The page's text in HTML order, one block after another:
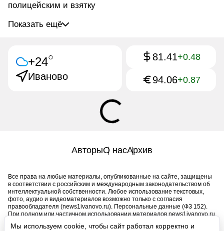
Мы используем cookie, чтобы сайт работал корректно и
полицейским и взятку
Показать ещё
+24○
Иваново
81.41+0.48
94.06+0.87
АвторыО насАрхив
Все права на любые материалы, опубликованные на сайте, защищены
в соответствии с российским и международным законодательством об
интеллектуальной собственности. Любое использование текстовых,
фото, аудио и видеоматериалов возможно только с согласия
правообладателя (news1ivanovo.ru). Персональные данные (ФЗ 152).
При полном или частичном использовании материалов news1ivanovo.ru
обязательна. Запрещено для детей. Оригинал текста: